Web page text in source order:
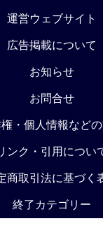
運営ウェブサイト
広告掲載について
お知らせ
お問合せ
・個人情報など
ンク・引用につい
商取引法に基づく
終了カテゴリー